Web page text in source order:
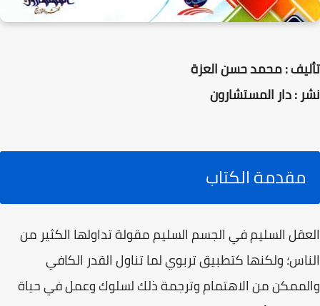
تأليف : محمد حسن العزة
نشر : دار المستشارون
مقدمة الكتاب
العقل السليم في الجسم السليم مقولة تداولها الكثير من
الناس؛ ولكنها كتطبيق تربوي لما تناول القدر الكافي
والممكن من الاهتمام وترجمة ذلك لسلوك وعمل في حياة